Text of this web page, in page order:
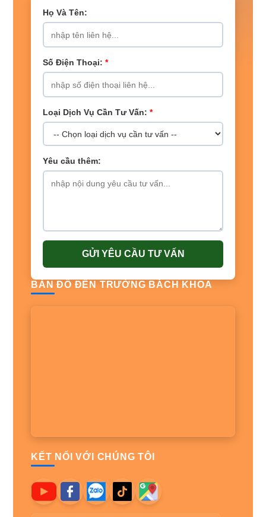
Họ Và Tên:
Số Điện Thoại: *
Loại Dịch Vụ Cần Tư Vấn: *
Yêu cầu thêm:
GỬI YÊU CẦU TƯ VẤN
BẢN ĐỒ ĐẾN TRƯỜNG BÁCH KHOA
KẾT NỐI VỚI CHÚNG TÔI